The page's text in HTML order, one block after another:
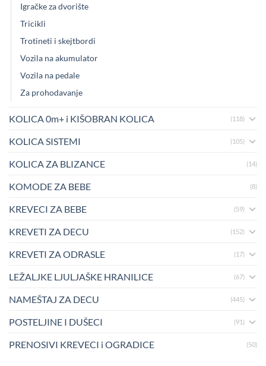
Igračke za dvorište
Tricikli
Trotineti i skejtbordi
Vozila na akumulator
Vozila na pedale
Za prohodavanje
KOLICA 0m+ i KIŠOBRAN KOLICA (118)
KOLICA SISTEMI (105)
KOLICA ZA BLIZANCE (14)
KOMODE ZA BEBE (8)
KREVECI ZA BEBE (59)
KREVETI ZA DECU (152)
KREVETI ZA ODRASLE (17)
LEŽALJKE LJULJAŠKE HRANILICE (67)
NAMEŠTAJ ZA DECU (445)
POSTELJINE I DUŠECI (91)
PRENOSIVI KREVECI i OGRADICE (50)